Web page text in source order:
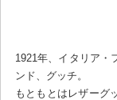
1921年、イタリア・
ンド、グッチ。
もともとはレザーグ